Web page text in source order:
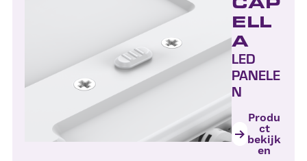
ELL
A
LED
PANELE
N
Produ
ct
bekijk
en